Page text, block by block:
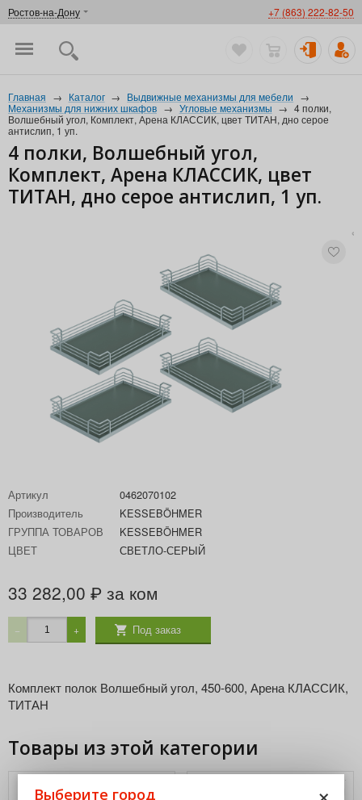
Ростов-на-Дону +7 (863) 222-82-50
Главная → Каталог → Выдвижные механизмы для мебели →
Механизмы для нижних шкафов → Угловые механизмы → 4 полки,
Волшебный угол, Комплект, Арена КЛАССИК, цвет ТИТАН, дно серое
антислип, 1 уп.
4 полки, Волшебный угол,
Комплект, Арена КЛАССИК, цвет
ТИТАН, дно серое антислип, 1 уп.
Артикул
0462070102
Производитель
KESSEBÖHMER
ГРУППА ТОВАРОВ
KESSEBÖHMER
ЦВЕТ
СВЕТЛО-СЕРЫЙ
33 282,00 ₽ за ком
− + Под заказ
Комплект полок Волшебный угол, 450-600, Арена КЛАССИК,
ТИТАН
Товары из этой категории
Выберите город